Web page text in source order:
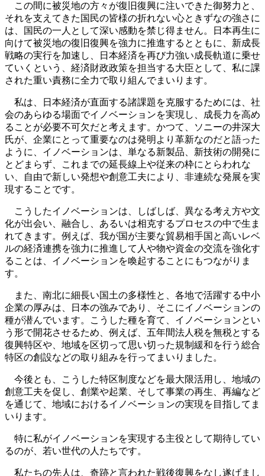
この間に被災地の方々が復旧復興に注いできた御努力と、
それを支えてきた国民の皆様の折れない心ときずなの強さに
は、国民の一人として深い感動を禁じ得ません。日本再生に
向けて被災地の復旧復興を強力に推進するとともに、新成長
戦略の実行を加速し、日本経済を再び力強い成長軌道に乗せ
ていくという、経済財政政策を担当する大臣として、私に課
された重い責務に全力で取り組んでまいります。
私は、日本経済が直面する諸課題を克服するためには、社
会のあらゆる場面でイノベーションを実現し、成長力を高め
ることが必要不可欠だと考えます。かつて、ソニーの井深大
氏が、企業にとって重要なのは発明より革新なのだと語った
ように、イノベーションは、単なる新製品、新技術の開発に
とどまらず、これまでの延長線上や従来の枠にとらわれな
い、自由で新しい発想や創意工夫により、非連続な発展を実
現することです。
こうしたイノベーションは、しばしば、異なる考え方や文
化が出会い、融合し、あるいは相克するプロセスの中で生ま
れてきます。例えば、我が国が主要な貿易相手国と高いレベ
ルの経済連携を強力に推進して人や物や資金の交流を強化す
ることは、イノベーションを喚起することにもつながりま
す。
また、南北に細長い国土の多様性と、各地で活躍する中小
企業の厚みは、日本の強みであり、そこにイノベーションの
種が潜んでいます。こうした種を育て、イノベーションとい
う形で開花させるため、例えば、五年間法人税を無税とする
復興特区や、地域を区切って思い切った規制緩和を行う総合
特区の創設などの取り組みを行ってまいりました。
今後とも、こうした特区制度などを最大限活用し、地域の
創意工夫を促し、創業や起業、そして事業の再生、再編など
を通じて、地域におけるイノベーションの実現を目指してま
いります。
特に私がイノベーションを実現する主役として期待してい
るのが、若い世代の人たちです。
私たちの先人は、奇跡と言われた戦後復興をなし遂げまし